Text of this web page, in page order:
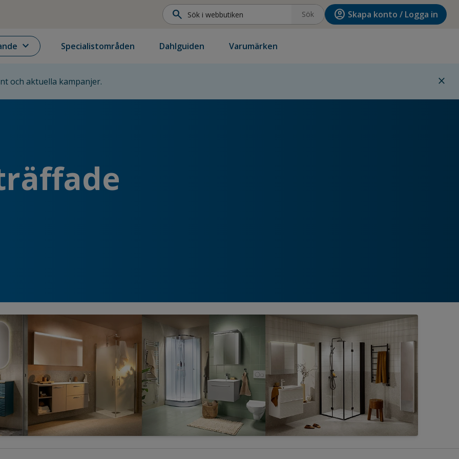
search Sök account_circle Skapa konto / Logga in
expand_more Specialistområden Dahlguiden Varumärken
och aktuella kampanjer. close